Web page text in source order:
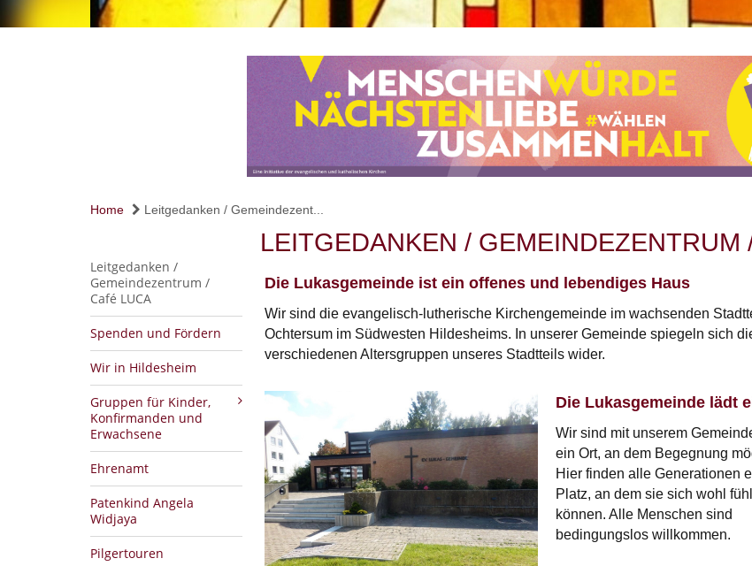
Home Leitgedanken / Gemeindezent...
Leitgedanken /
Gemeindezentrum /
Café LUCA
Spenden und Fördern
Wir in Hildesheim
Gruppen für Kinder,
Konfirmanden und
Erwachsene
Ehrenamt
Patenkind Angela
Widjaya
Pilgertouren
LEITGEDANKEN / GEMEINDEZENTRUM
Die Lukasgemeinde ist ein offenes und lebendiges Haus
Wir sind die evangelisch-lutherische Kirchengemeinde im wachsenden
Ochtersum im Südwesten Hildesheims. In unserer Gemeinde spiegeln sich
verschiedenen Altersgruppen unseres Stadtteils wider.
Die Lukasgemeinde lädt
Wir sind mit unserem
ein Ort, an dem Begegnung
Hier finden alle Generationen
Platz, an dem sie sich wohl
können. Alle Menschen sind
bedingungslos willkommen.